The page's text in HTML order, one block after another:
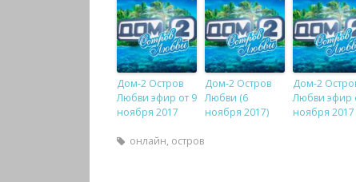
Дом-2 Остров
Любви эфир от 9
ноября 2017
Дом-2 Остров
Любви (6
ноября 2017)
Дом-2
Любви эфир
ноября 2017
онлайн, остров